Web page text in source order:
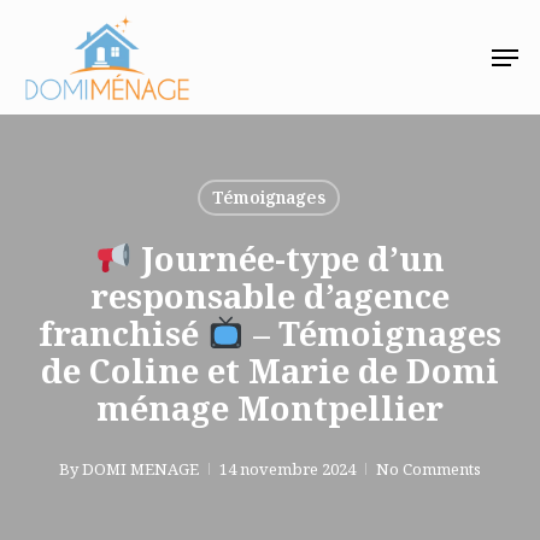
main
content
Témoignages
Journée-type d’un
responsable d’agence
franchisé
– Témoignages
de Coline et Marie de Domi
ménage Montpellier
ByDOMI MENAGE 14 novembre 2024 No Comments